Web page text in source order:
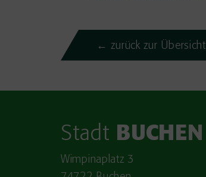
← zurück zur Übersicht
Stadt BUCHEN
Wimpinaplatz 3